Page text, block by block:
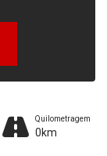
Quilometragem
0km